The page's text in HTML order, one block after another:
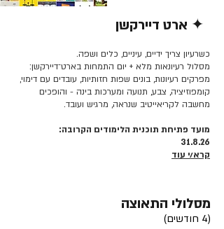
✦ ארט דיירקשן
כשרעיון צריך ידיים, עיניים, כלים ושפה.
מסלול רעיונאות מלא + יום התמחות בארט־דיירקשן:
מפרקים רעיונות, בונים שפות חזותיות, עובדים עם דימוי,
קומפוזיציה, צבע, תנועה ומערכות בינה - והופכים
מחשבה לקריאייטיב שנראה, מרגיש ועובד.
מועד פתיחת תוכנית הלימודים הקרובה:
31.8.26
קרא/י עוד
מסלולי התאוצה
(4 חודשים)